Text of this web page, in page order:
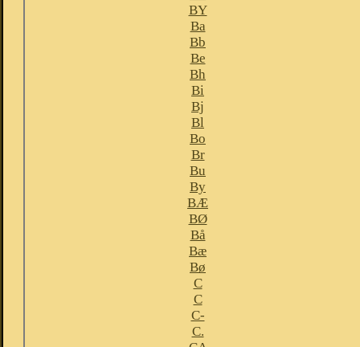
BY
Ba
Bb
Be
Bh
Bi
Bj
Bl
Bo
Br
Bu
By
BÆ
BØ
Bå
Bæ
Bø
C
C
C-
C.